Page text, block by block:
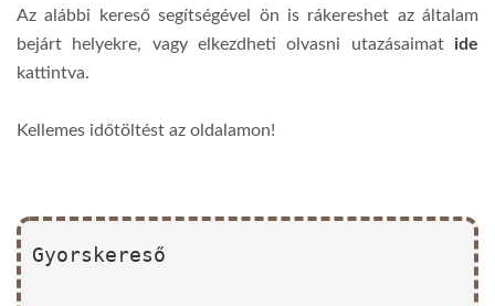
Az alábbi kereső segítségével ön is rákereshet az általam
bejárt helyekre, vagy elkezdheti olvasni utazásaimat ide
kattintva.
Kellemes időtöltést az oldalamon!
Gyorskereső